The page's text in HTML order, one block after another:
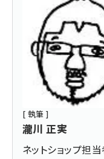
[ 執筆 ]
瀧川 正実
ネットショップ担